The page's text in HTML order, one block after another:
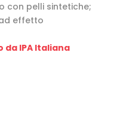
con pelli sintetiche;
effetto
IPA Italiana